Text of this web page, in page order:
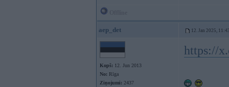
aep_det 12. Jan 2025,
Kopš: 12. Jun 2013
No: Rīga
Ziņojumi: 2437
https://